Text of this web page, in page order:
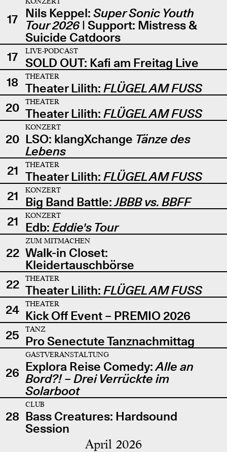
17 Nils Keppel: Super Sonic Youth
Tour 2026| Support: Mistress &
Suicide Catdoors
17
LIVE-PODCAST
SOLD OUT: Kafi am Freitag Live
18
THEATER
Theater Lilith: FLÜGEL AM FUSS
20
THEATER
Theater Lilith: FLÜGEL AM FUSS
20
KONZERT
LSO: klangXchange Tänze des
Lebens
21
THEATER
Theater Lilith: FLÜGEL AM FUSS
21
KONZERT
Big Band Battle:JBBB vs. BBFF
21
KONZERT
Edb: Eddie's Tour
22
ZUM MITMACHEN
Walk-in Closet:
Kleidertauschbörse
22
THEATER
Theater Lilith: FLÜGEL AM FUSS
24
THEATER
Kick Off Event – PREMIO 2026
25
TANZ
Pro Senectute Tanznachmittag
26
GASTVERANSTALTUNG
Explora Reise Comedy:Alle an
Bord?! – Drei Verrückte im
Solarboot
28
CLUB
Bass Creatures: Hardsound
Session
April 2026